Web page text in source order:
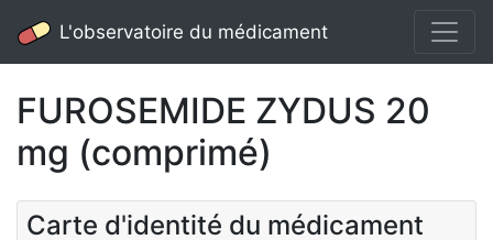
L'observatoire du médicament
FUROSEMIDE ZYDUS 20
mg (comprimé)
Carte d'identité du médicament